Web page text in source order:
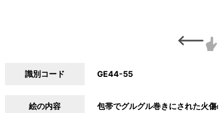
識別コード GE44-55
絵の内容 包帯でグルグル巻きにされた火傷